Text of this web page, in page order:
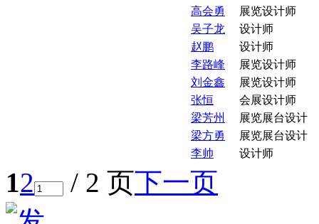
高会勇
展览设计师
吴子龙
设计师
赵鹏
设计师
李路峰
展览设计师
刘金鑫
展览设计师
张恒
会展设计师
梁芳州
展览展台设计
梁方勇
展览展台设计
李帅
设计师
12 / 2 页下一页